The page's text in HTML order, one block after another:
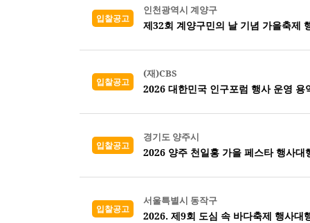
입찰공고
인천광역시 계양구
제32회 계양구민의 날 기념 가을축제
입찰공고
(재)CBS
2026 대한민국 인구포럼 행사 운영 용
입찰공고
경기도 양주시
2026 양주 천일홍 가을 페스타 행사대
입찰공고
서울특별시 동작구
2026. 제9회 도심 속 바다축제 행사대